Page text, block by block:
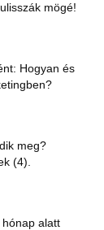
mögé!
Hogyan és
meg?
(4).
alatt